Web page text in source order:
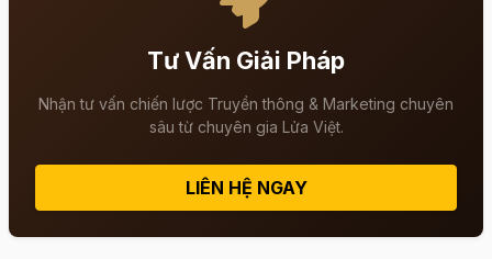
Tư Vấn Giải Pháp
Nhận tư vấn chiến lược Truyền thông & Marketing chuyên
sâu từ chuyên gia Lửa Việt.
LIÊN HỆ NGAY